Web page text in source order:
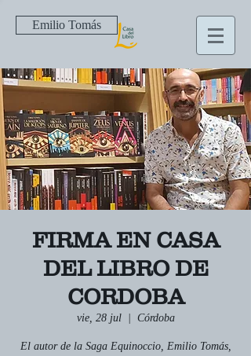
Emilio Tomás
FIRMA EN CASA
DEL LIBRO DE
CORDOBA
vie, 28 jul
  |
Córdoba
El autor de la Saga Equinoccio, Emilio Tomás,